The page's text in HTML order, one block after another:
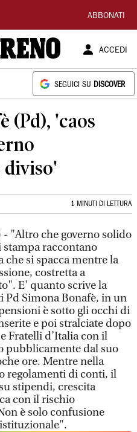
ABBONATI
ACCEDI
SEGUICI SU DISCOVER
(Pd), 'caos
diviso'
1 MINUTI DI LETTURA
"Altro che governo solido
stampa raccontano
che si spacca mentre la
costretta a
E' quanto scrive la
Pd Simona Bonafè, in un
è sotto gli occhi di
e poi stralciate dopo
Fratelli d’Italia con il
pubblicamente dal suo
ore. Mentre nella
regolamenti di conti, il
stipendi, crescita
con il rischio
è solo confusione